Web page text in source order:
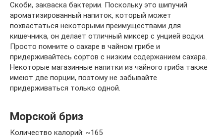
Скоби, закваска бактерии. Поскольку это шипучий
ароматизированный напиток, который может
похвастаться некоторыми преимуществами для
кишечника, он делает отличный миксер с унцией водки.
Просто помните о сахаре в чайном грибе и
придерживайтесь сортов с низким содержанием сахара.
Некоторые магазинные напитки из чайного гриба также
имеют две порции, поэтому не забывайте
придерживаться только одной.
Морской бриз
Количество калорий: ~165